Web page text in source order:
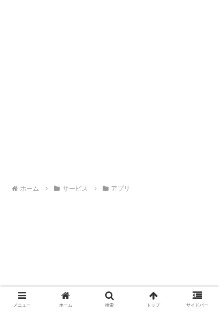
ホーム サービス アプリ
メニュー ホーム 検索 トップ サイドバー